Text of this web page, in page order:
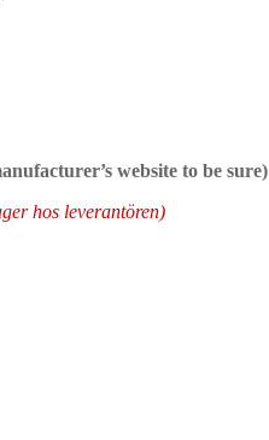
website to be sure)
hos leverantören)